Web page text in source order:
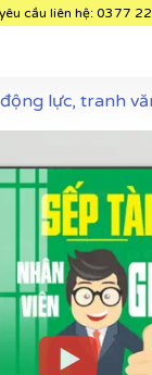
cầu liên hệ: 0377
lực, tranh